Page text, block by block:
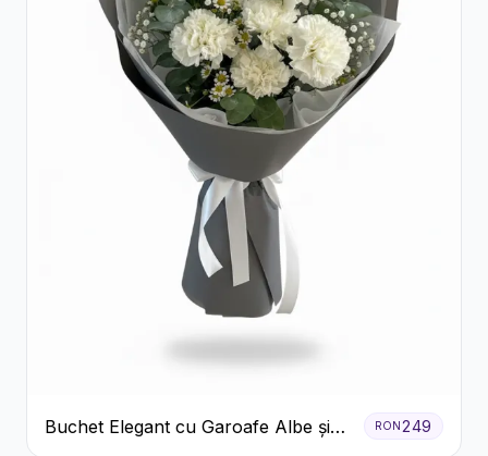
Buchet Elegant cu Garoafe Albe și
RON249